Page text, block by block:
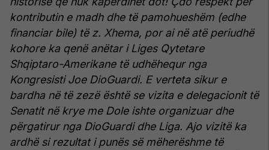
kontributin e madh dhe të pamohueshëm (edhe
financiar bile) të z. Xhema, por ai në atë periudhë
kohore ka qenë anëtar i Liges Qytetare
Shqiptaro-Amerikane të udhëhequr nga
Kongresisti Joe DioGuardi. E verteta sikur e
bardha në të zezë është se vizita e delegacionit të
Senatit në krye me Dole ishte organizuar dhe
përgatirur nga DioGuardi dhe Liga. Ajo vizitë ka
ardhë si rezultat i punës së mëherëshme të